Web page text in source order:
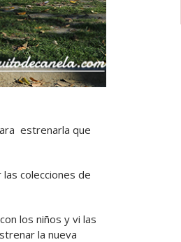
estrenarla que
colecciones de
los niños y vi las
la nueva